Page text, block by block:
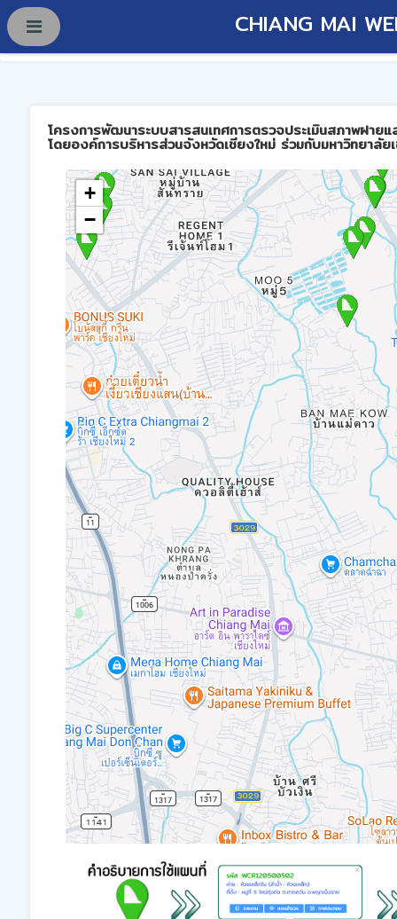
CHIANG MAI
โครงการพัฒนาระบบสารสนเทศการตรวจประเมินสภาพฝาย
โดยองค์การบริหารส่วนจังหวัดเชียงใหม่ ร่วมกับมหาวิทยาลัย
+
−